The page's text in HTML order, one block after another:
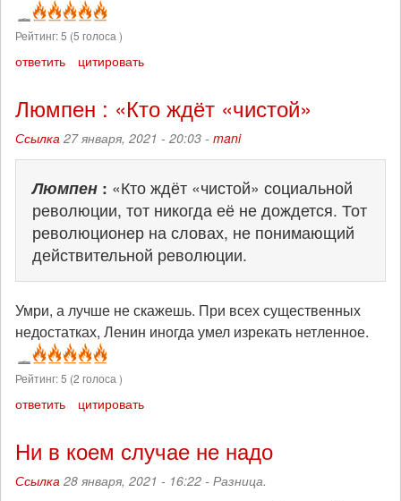
Рейтинг:5 (5 голоса )
ответить цитировать
Люмпен : «Кто ждёт «чистой»
Ссылка 27 января, 2021 - 20:03 - mani
Люмпен: «Кто ждёт «чистой» социальной
революции, тот никогда её не дождется. Тот
революционер на словах, не понимающий
действительной революции.
Умри, а лучше не скажешь. При всех существенных
недостатках, Ленин иногда умел изрекать нетленное.
Рейтинг:5 (2 голоса )
ответить цитировать
Ни в коем случае не надо
Ссылка 28 января, 2021 - 16:22 - Разница.